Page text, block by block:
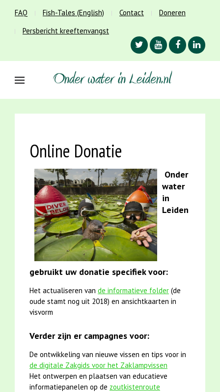
FAQ Fish-Tales (English) Contact
Doneren
Persbericht kreeftenvangst
Online Donatie
Onder
water
in
Leiden
gebruikt uw donatie specifiek voor:
Het actualiseren van de informatieve folder (de
oude stamt nog uit 2018) en ansichtkaarten in
visvorm
Verder zijn er campagnes voor:
De ontwikkeling van nieuwe vissen en tips voor in
de digitale Zakgids voor het Zaklampvissen
Het ontwerpen en plaatsen van educatieve
informatiepanelen op de zoutkistenroute